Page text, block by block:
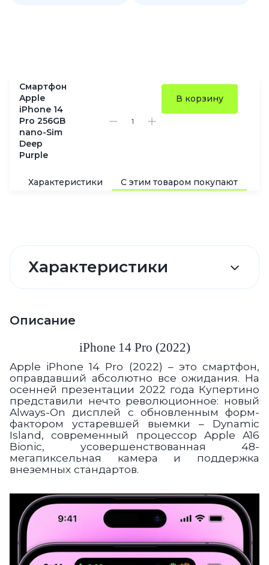
Смартфон
Apple
iPhone 14
Pro 256GB
nano-Sim
Deep
Purple
В корзину
Характеристики С этим товаром покупают
Характеристики
Описание
iPhone 14 Pro (2022)
Apple iPhone 14 Pro (2022) – это смартфон,
оправдавший абсолютно все ожидания. На
осенней презентации 2022 года Купертино
представили нечто революционное: новый
Always-On дисплей с обновленным форм-
фактором устаревшей выемки – Dynamic
Island, современный процессор Apple A16
Bionic, усовершенствованная 48-
мегапиксельная камера и поддержка
внеземных стандартов.